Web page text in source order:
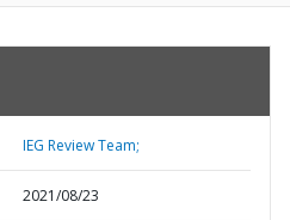
IEG Review Team;
2021/08/23